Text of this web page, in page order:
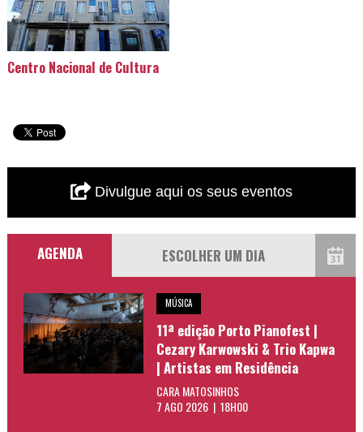
Centro Nacional de Cultura
Divulgue aqui os seus eventos
AGENDA
MÚSICA
11ª edição Porto Pianofest |
Cezary Karwowski & Trio Kapwa
| Artistas em Residência
CARA MATOSINHOS
7 AGO 2026 | 18H00